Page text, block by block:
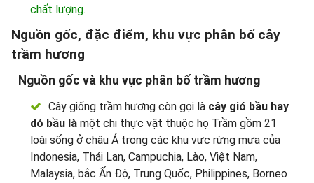
chất lượng.
Nguồn gốc, đặc điểm, khu vực phân bố cây
trầm hương
Nguồn gốc và khu vực phân bố trầm hương
Cây giống trầm hương còn gọi là cây gió bầu hay
dó bầu là một chi thực vật thuộc họ Trầm gồm 21
loài sống ở châu Á trong các khu vực rừng mưa của
Indonesia, Thái Lan, Campuchia, Lào, Việt Nam,
Malaysia, bắc Ấn Độ, Trung Quốc, Philippines, Borneo